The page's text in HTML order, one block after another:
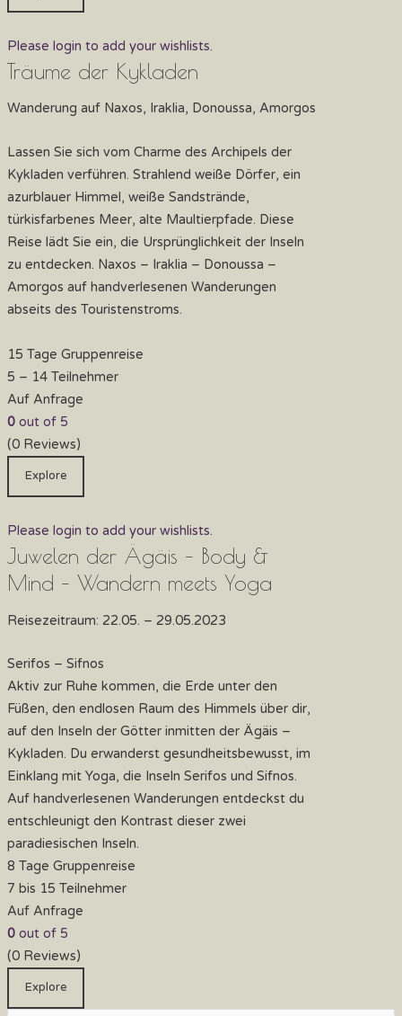
Please login to add your wishlists.
Träume der Kykladen
Wanderung auf Naxos, Iraklia, Donoussa, Amorgos
Lassen Sie sich vom Charme des Archipels der
Kykladen verführen. Strahlend weiße Dörfer, ein
azurblauer Himmel, weiße Sandstrände,
türkisfarbenes Meer, alte Maultierpfade. Diese
Reise lädt Sie ein, die Ursprünglichkeit der Inseln
zu entdecken. Naxos – Iraklia – Donoussa –
Amorgos auf handverlesenen Wanderungen
abseits des Touristenstroms.
15 Tage Gruppenreise
5 – 14 Teilnehmer
Auf Anfrage
0 out of 5
(0 Reviews)
Explore
Please login to add your wishlists.
Juwelen der Ägäis – Body &
Mind – Wandern meets Yoga
Reisezeitraum: 22.05. – 29.05.2023
Serifos – Sifnos
Aktiv zur Ruhe kommen, die Erde unter den
Füßen, den endlosen Raum des Himmels über dir,
auf den Inseln der Götter inmitten der Ägäis –
Kykladen. Du erwanderst gesundheitsbewusst, im
Einklang mit Yoga, die Inseln Serifos und Sifnos.
Auf handverlesenen Wanderungen entdeckst du
entschleunigt den Kontrast dieser zwei
paradiesischen Inseln.
8 Tage Gruppenreise
7 bis 15 Teilnehmer
Auf Anfrage
0 out of 5
(0 Reviews)
Explore